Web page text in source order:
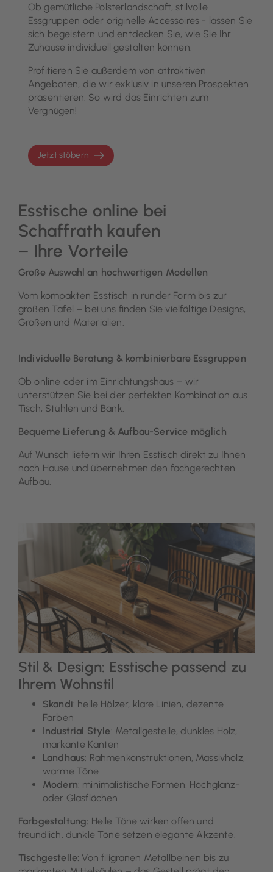
Ob gemütliche Polsterlandschaft, stilvolle
Essgruppen oder originelle Accessoires - lassen Sie
sich begeistern und entdecken Sie, wie Sie Ihr
Zuhause individuell gestalten können.
Profitieren Sie außerdem von attraktiven
Angeboten, die wir exklusiv in unseren Prospekten
präsentieren. So wird das Einrichten zum
Vergnügen!
Jetzt stöbern
Esstische online bei
Schaffrath kaufen
– Ihre Vorteile
Große Auswahl an hochwertigen Modellen
Vom kompakten Esstisch in runder Form bis zur
großen Tafel – bei uns finden Sie vielfältige Designs,
Größen und Materialien.
Individuelle Beratung & kombinierbare Essgruppen
Ob online oder im Einrichtungshaus – wir
unterstützen Sie bei der perfekten Kombination aus
Tisch, Stühlen und Bank.
Bequeme Lieferung & Aufbau-Service möglich
Auf Wunsch liefern wir Ihren Esstisch direkt zu Ihnen
nach Hause und übernehmen den fachgerechten
Aufbau.
Stil & Design: Esstische passend zu
Ihrem Wohnstil
Skandi: helle Hölzer, klare Linien, dezente
Farben
Industrial Style: Metallgestelle, dunkles Holz,
markante Kanten
Landhaus: Rahmenkonstruktionen, Massivholz,
warme Töne
Modern: minimalistische Formen, Hochglanz-
oder Glasflächen
Farbgestaltung: Helle Töne wirken offen und
freundlich, dunkle Töne setzen elegante Akzente.
Tischgestelle: Von filigranen Metallbeinen bis zu